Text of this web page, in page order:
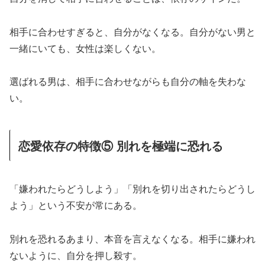
相手に合わせすぎると、自分がなくなる。自分がない男と
一緒にいても、女性は楽しくない。
選ばれる男は、相手に合わせながらも自分の軸を失わな
い。
恋愛依存の特徴⑤ 別れを極端に恐れる
「嫌われたらどうしよう」「別れを切り出されたらどうし
よう」という不安が常にある。
別れを恐れるあまり、本音を言えなくなる。相手に嫌われ
ないように、自分を押し殺す。